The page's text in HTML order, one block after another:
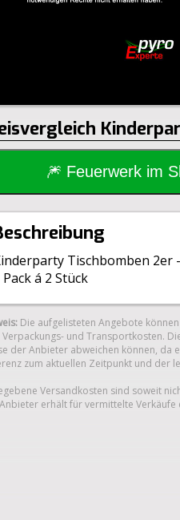
🎆 Feuerwerk im
Tischbomben 2er
Pack á 2 Stück
Die aufgelisteten Angebote
Verpackungs- und Transportkosten.
der Anbieter abweichen können, da
zum aktuellen Zeitpunkt und der
Versandkosten sind soweit
erhält für vermittelte